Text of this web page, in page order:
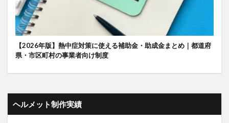
【2026年版】熱中症対策に使える補助金・助成金まとめ｜都道府
県・市区町村の事業者向け制度
ヘルメット制作実績